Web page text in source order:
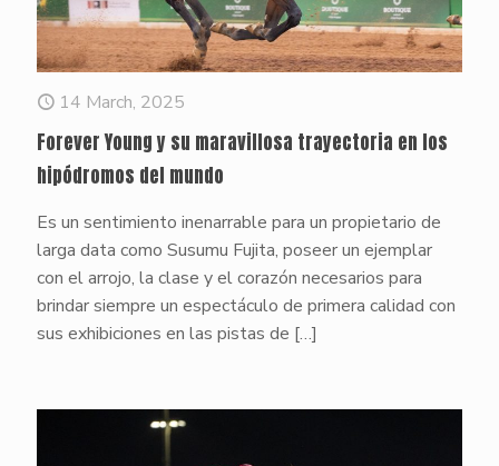
14 March, 2025
Forever Young y su maravillosa trayectoria en los
hipódromos del mundo
Es un sentimiento inenarrable para un propietario de
larga data como Susumu Fujita, poseer un ejemplar
con el arrojo, la clase y el corazón necesarios para
brindar siempre un espectáculo de primera calidad con
sus exhibiciones en las pistas de […]